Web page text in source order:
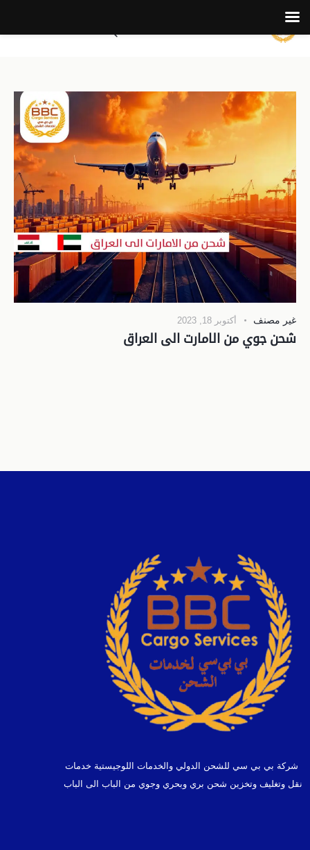
غير مصنف أكتوبر 18, 2023
شحن جوي من الامارت الى العراق
شركة بي بي سي للشحن الدولي والخدمات اللوجيستية خدمات
نقل وتغليف وتخزين شحن بري وبحري وجوي من الباب الى الباب